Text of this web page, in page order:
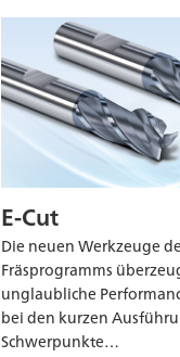
E-Cut
Die neuen Werkzeuge
Fräsprogramms
unglaubliche
bei den kurzen
Schwerpunkte…